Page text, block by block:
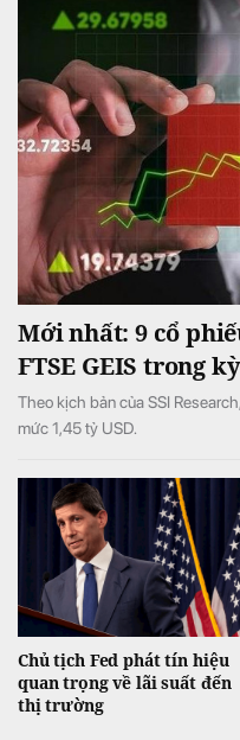
Mới nhất: 9 cổ
FTSE GEIS trong
Theo kịch bản của SSI
mức 1,45 tỷ USD.
Chủ tịch Fed phát tín hiệu
quan trọng về lãi suất đến
thị trường